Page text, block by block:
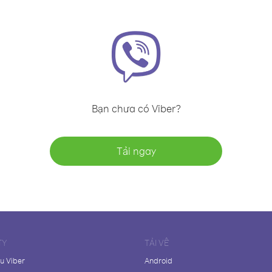
Bạn chưa có Viber?
Tải ngay
Viber
TẢI VỀ
Android